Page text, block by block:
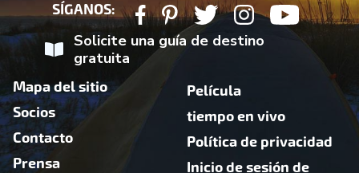
SÍGANOS:
Solicite una guía de destino
gratuita
Mapa del sitio
Socios
Contacto
Prensa
Película
tiempo en vivo
Política de privacidad
Inicio de sesión de